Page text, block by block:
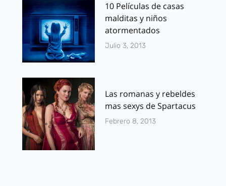
10 Películas de casas
malditas y niños
atormentados
Julio 3, 2013
Las romanas y rebeldes
mas sexys de Spartacus
Febrero 8, 2013